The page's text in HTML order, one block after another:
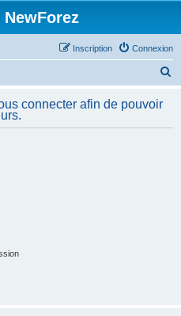
Connexion
Inscription
h
connecter afin de pouvoir